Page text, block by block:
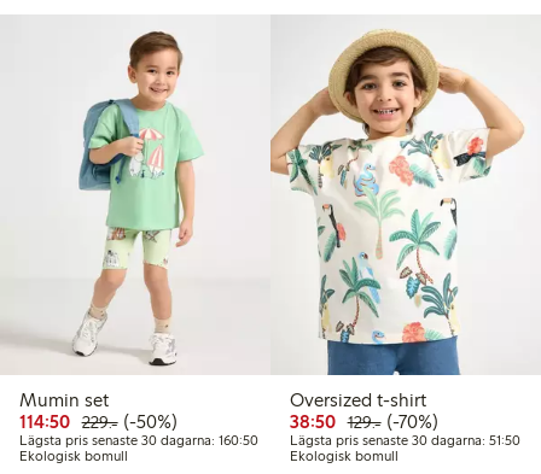
Mumin set
114:50 Rabatterat pris: 114,50 kr
229:-Ordinarie pris: 229,00 kr
50% rabatt
(-50%)
Lägsta pris senaste 30 dagarna: 160:50Lägsta pris senaste 30 dagarna: 160,50 kr
Ekologisk bomull
Oversized t-shirt
38:50 Rabatterat pris: 38,50 kr
129:-Ordinarie pris:
70% rabatt
(-70%)
Lägsta pris senaste 30 dagarna: 51:50
Ekologisk bomull